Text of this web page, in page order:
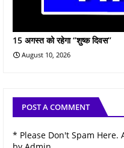
15 अगस्त को रहेगा ‘’शुष्‍क दिवस’’
August 10, 2026
POST A COMMENT
* Please Don't Spam Here.